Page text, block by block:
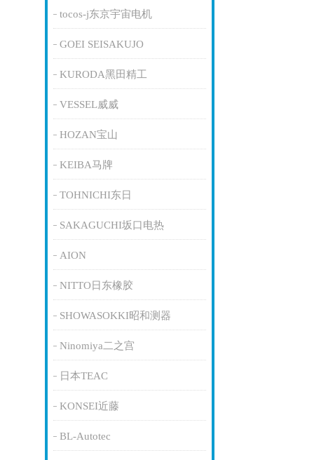
tocos-j东京宇宙电机
GOEI SEISAKUJO
KURODA黑田精工
VESSEL威威
HOZAN宝山
KEIBA马牌
TOHNICHI东日
SAKAGUCHI坂口电热
AION
NITTO日东橡胶
SHOWASOKKI昭和测器
Ninomiya二之宫
日本TEAC
KONSEI近藤
BL-Autotec